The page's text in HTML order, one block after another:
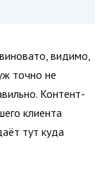
видимо,
точно не
Контент-
клиента
тут куда